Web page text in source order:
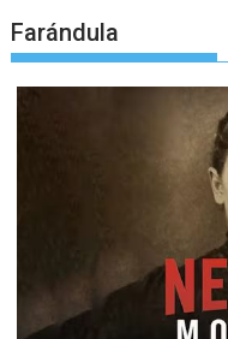
Farándula